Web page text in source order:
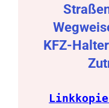
KFZ-Halter